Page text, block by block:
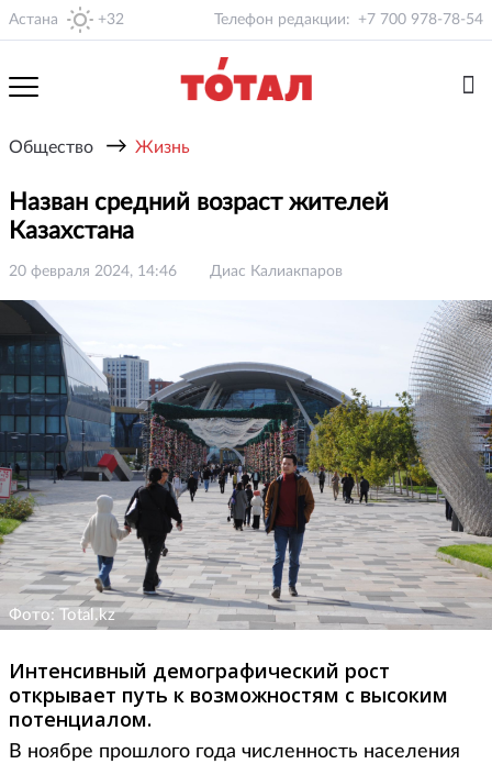
Астана +32 Телефон редакции: +7 700 978-78-54
Общество → Жизнь
Назван средний возраст жителей
Казахстана
20 февраля 2024, 14:46 Диас Калиакпаров
Фото: Total.kz
Интенсивный демографический рост
открывает путь к возможностям с высоким
потенциалом.
В ноябре прошлого года численность населения